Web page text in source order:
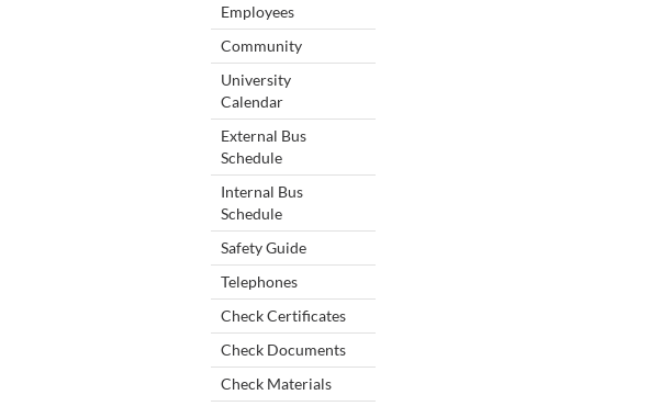
Employees
Community
University
Calendar
External Bus
Schedule
Internal Bus
Schedule
Safety Guide
Telephones
Check Certificates
Check Documents
Check Materials